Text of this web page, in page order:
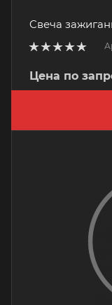
Cвеча
Цена по